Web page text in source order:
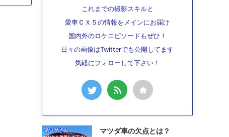
これまでの撮影スキルと
愛車ＣＸ５の情報をメインにお届け
国内外のロケエピソードもぜひ！
日々の画像はTwitterでも公開してます
気軽にフォローして下さい！
マツダ車の欠点とは？